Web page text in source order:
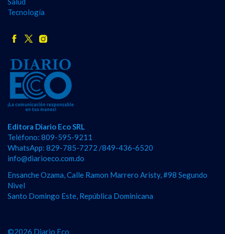
Tecnología
Editora Diario Eco SRL
Teléfono: 809-595-9211
WhatsApp: 829-785-7272 /849-436-6520
info@diarioeco.com.do
Ensanche Ozama, Calle Ramon Marrero Aristy, #98 Segundo
Nivel
Santo Domingo Este, República Dominicana
©2026 Diario Eco